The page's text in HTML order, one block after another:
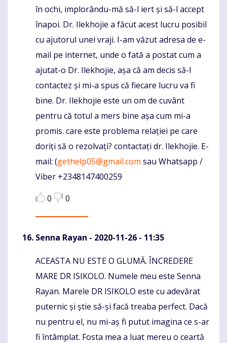
în ochi, implorându-mă să-l iert și să-l accept
înapoi. Dr. Ilekhojie a făcut acest lucru posibil
cu ajutorul unei vraji. I-am văzut adresa de e-
mail pe internet, unde o fată a postat cum a
ajutat-o Dr. Ilekhojie, așa că am decis să-l
contactez și mi-a spus că fiecare lucru va fi
bine. Dr. Ilekhojie este un om de cuvânt
pentru că totul a mers bine așa cum mi-a
promis. care este problema relației pe care
doriți să o rezolvați? contactați dr. Ilekhojie. E-
mail: (gethelp05@gmail.com sau Whatsapp /
Viber +2348147400259
0
0
Senna Rayan - 2020-11-26 - 11:35
Komentaras
ACEASTA NU ESTE O GLUMĂ. ÎNCREDERE
MARE DR ISIKOLO. Numele meu este Senna
Rayan. Marele DR ISIKOLO este cu adevărat
puternic și știe să-și facă treaba perfect. Dacă
nu pentru el, nu mi-aș fi putut imagina ce s-ar
fi întâmplat. Fosta mea a luat mereu o ceartă